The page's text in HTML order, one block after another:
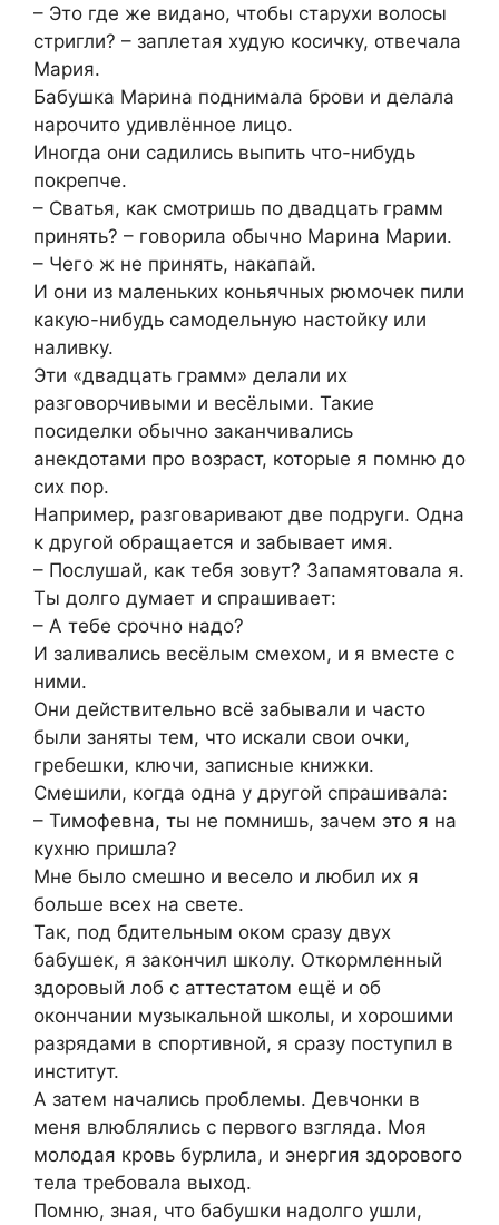
– Это где же видано, чтобы старухи волосы
стригли? – заплетая худую косичку, отвечала
Мария.
Бабушка Марина поднимала брови и делала
нарочито удивлённое лицо.
Иногда они садились выпить что-нибудь
покрепче.
– Сватья, как смотришь по двадцать грамм
принять? – говорила обычно Марина Марии.
– Чего ж не принять, накапай.
И они из маленьких коньячных рюмочек пили
какую-нибудь самодельную настойку или
наливку.
Эти «двадцать грамм» делали их
разговорчивыми и весёлыми. Такие
посиделки обычно заканчивались
анекдотами про возраст, которые я помню до
сих пор.
Например, разговаривают две подруги. Одна
к другой обращается и забывает имя.
– Послушай, как тебя зовут? Запамятовала я.
Ты долго думает и спрашивает:
– А тебе срочно надо?
И заливались весёлым смехом, и я вместе с
ними.
Они действительно всё забывали и часто
были заняты тем, что искали свои очки,
гребешки, ключи, записные книжки.
Смешили, когда одна у другой спрашивала:
– Тимофевна, ты не помнишь, зачем это я на
кухню пришла?
Мне было смешно и весело и любил их я
больше всех на свете.
Так, под бдительным оком сразу двух
бабушек, я закончил школу. Откормленный
здоровый лоб с аттестатом ещё и об
окончании музыкальной школы, и хорошими
разрядами в спортивной, я сразу поступил в
институт.
А затем начались проблемы. Девчонки в
меня влюблялись с первого взгляда. Моя
молодая кровь бурлила, и энергия здорового
тела требовала выход.
Помню, зная, что бабушки надолго ушли,